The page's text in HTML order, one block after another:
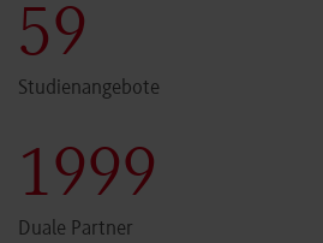
60
Studienangebote
2000
Duale Partner